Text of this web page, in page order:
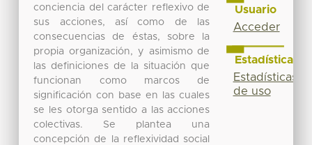
conciencia del carácter reflexivo de
sus acciones, así como de las
consecuencias de éstas, sobre la
propia organización, y asimismo de
las definiciones de la situación que
funcionan como marcos de
significación con base en las cuales
se les otorga sentido a las acciones
colectivas. Se plantea una
concepción de la reflexividad social
Usuario
Acceder
Estadísticas
Estadísticas
de uso